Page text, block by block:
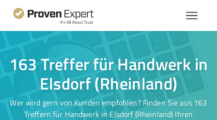
163 Treffer für Handwerk in
Elsdorf (Rheinland)
Wer wird gern von Kunden empfohlen? Finden Sie aus 163
Treffern für Handwerk in Elsdorf (Rheinland) Ihren